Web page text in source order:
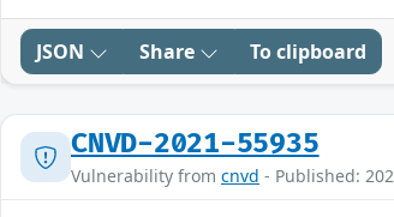
JSON Share To clipboard
CNVD-2021-55935
Vulnerability from cnvd - Published: